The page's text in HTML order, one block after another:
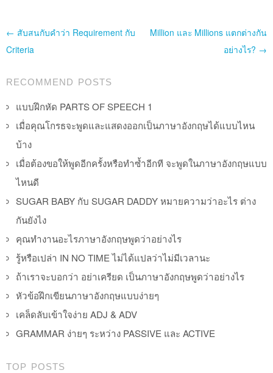
Post navigation
← สับสนกับคำว่า Requirement กับ
Criteria
Million และ Millions แตกต่างกัน
อย่างไร? →
RECOMMEND POSTS
แบบฝึกหัด PARTS OF SPEECH 1
เมื่อคุณโกรธจะพูดและแสดงออกเป็นภาษาอังกฤษได้แบบไหน
บ้าง
เมื่อต้องขอให้พูดอีกครั้งหรือทำซ้ำอีกที จะพูดในภาษาอังกฤษแบบ
ไหนดี
SUGAR BABY กับ SUGAR DADDY หมายความว่าอะไร ต่าง
กันยังไง
คุณทำงานอะไรภาษาอังกฤษพูดว่าอย่างไร
รู้หรือเปล่า IN NO TIME ไม่ได้แปลว่าไม่มีเวลานะ
ถ้าเราจะบอกว่า อย่าเครียด เป็นภาษาอังกฤษพูดว่าอย่างไร
หัวข้อฝึกเขียนภาษาอังกฤษแบบง่ายๆ
เคล็ดลับเข้าใจง่าย ADJ & ADV
GRAMMAR ง่ายๆ ระหว่าง PASSIVE และ ACTIVE
TOP POSTS